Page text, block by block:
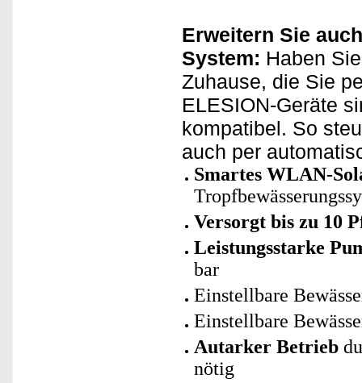
Erweitern Sie
System: Haben
Zuhause, die Sie
ELESION-Geräte
kompatibel. So
auch per
Smartes WLAN-
Versorgt bis zu 10
Leistungsstarke
bar
Einstellbare
Einstellbare
Autarker Betrieb
nötig